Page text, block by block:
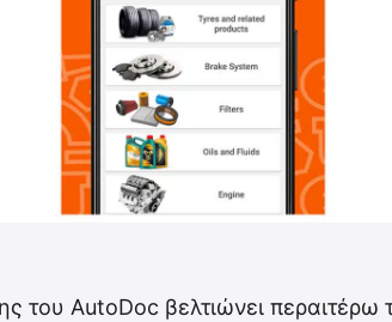
του AutoDoc βελτιώνει περαιτέρω